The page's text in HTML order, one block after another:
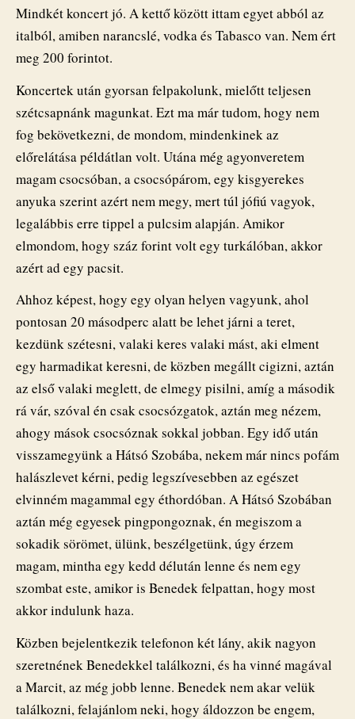
Mindkét koncert jó. A kettő között ittam egyet abból az
italból, amiben narancslé, vodka és Tabasco van. Nem ért
meg 200 forintot.
Koncertek után gyorsan felpakolunk, mielőtt teljesen
szétcsapnánk magunkat. Ezt ma már tudom, hogy nem
fog bekövetkezni, de mondom, mindenkinek az
előrelátása példátlan volt. Utána még agyonveretem
magam csocsóban, a csocsópárom, egy kisgyerekes
anyuka szerint azért nem megy, mert túl jófiú vagyok,
legalábbis erre tippel a pulcsim alapján. Amikor
elmondom, hogy száz forint volt egy turkálóban, akkor
azért ad egy pacsit.
Ahhoz képest, hogy egy olyan helyen vagyunk, ahol
pontosan 20 másodperc alatt be lehet járni a teret,
kezdünk szétesni, valaki keres valaki mást, aki elment
egy harmadikat keresni, de közben megállt cigizni, aztán
az első valaki meglett, de elmegy pisilni, amíg a második
rá vár, szóval én csak csocsózgatok, aztán meg nézem,
ahogy mások csocsóznak sokkal jobban. Egy idő után
visszamegyünk a Hátsó Szobába, nekem már nincs pofám
halászlevet kérni, pedig legszívesebben az egészet
elvinném magammal egy éthordóban. A Hátsó Szobában
aztán még egyesek pingpongoznak, én megiszom a
sokadik sörömet, ülünk, beszélgetünk, úgy érzem
magam, mintha egy kedd délután lenne és nem egy
szombat este, amikor is Benedek felpattan, hogy most
akkor indulunk haza.
Közben bejelentkezik telefonon két lány, akik nagyon
szeretnének Benedekkel találkozni, és ha vinné magával
a Marcit, az még jobb lenne. Benedek nem akar velük
találkozni, felajánlom neki, hogy áldozzon be engem,